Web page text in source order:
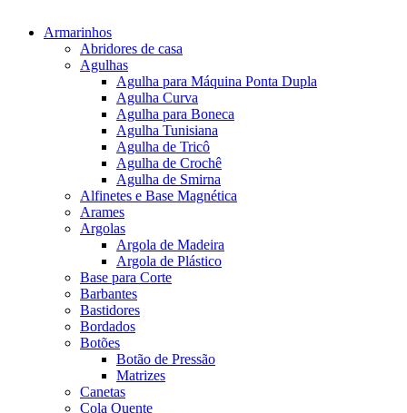
Armarinhos
Abridores de casa
Agulhas
Agulha para Máquina Ponta Dupla
Agulha Curva
Agulha para Boneca
Agulha Tunisiana
Agulha de Tricô
Agulha de Crochê
Agulha de Smirna
Alfinetes e Base Magnética
Arames
Argolas
Argola de Madeira
Argola de Plástico
Base para Corte
Barbantes
Bastidores
Bordados
Botões
Botão de Pressão
Matrizes
Canetas
Cola Quente